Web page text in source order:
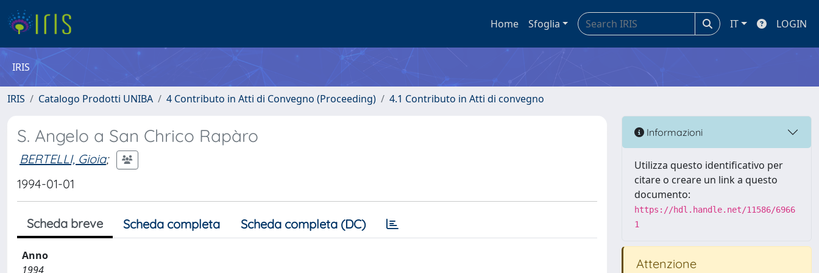
Home Sfoglia IT LOGIN
IRIS
IRIS Catalogo Prodotti UNIBA 4 Contributo in Atti di Convegno (Proceeding) 4.1 Contributo in Atti di convegno
S. Angelo a San Chrico Rapàro
BERTELLI, Gioia;
1994-01-01
Scheda breve Scheda completa Scheda completa (DC)
Anno
1994
Informazioni
Utilizza questo identificativo per
citare o creare un link a questo
documento:
https://hdl.handle.net/11586/6966
1
Attenzione